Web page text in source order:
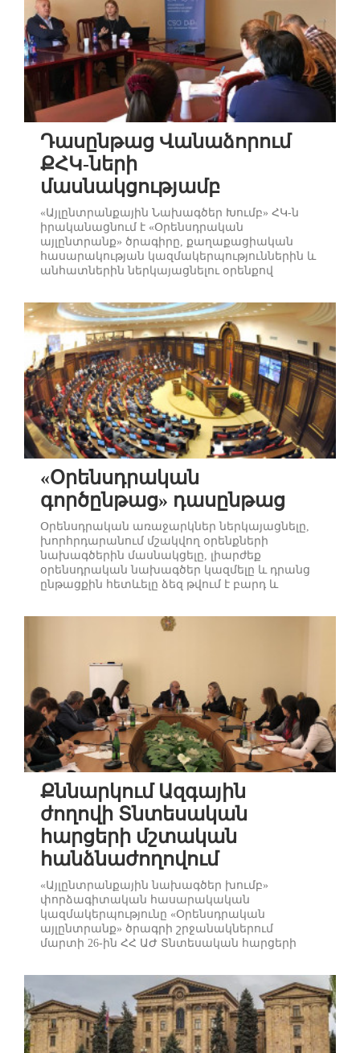
օրակարգում ընդգրկելու վերաբերյալ
անհրաժեշտ հմտություններ: Ստեփան
Մարգարյանը ներկայացրեց այն ...
Դասընթաց Վանաձորում
ՔՀԿ-ների
մասնակցությամբ
«Այլընտրանքային Նախագծեր Խումբ» ՀԿ-ն
իրականացնում է «Օրենսդրական
այլընտրանք» ծրագիրը, քաղաքացիական
հասարակության կազմակերպություններին և
անհատներին ներկայացնելու օրենքով
կարող են մասնակցել օրենքների ստեղծման
աշխատանքին, աջակցել իրենց հետաքրքրող
ոլորտների կատարելագործմանը, նպաստել
բոլորիս համար մշակվող օրենքների
բովանդակության ստեղծմանը։ Հունիսի 22-23-
ին Վա...
«Օրենսդրական
գործընթաց» դասընթաց
Օրենսդրական առաջարկներ ներկայացնելը,
խորհրդարանում մշակվող օրենքների
նախագծերին մասնակցելը, լիարժեք
օրենսդրական նախագծեր կազմելը և դրանց
ընթացքին հետևելը ձեզ թվում է բարդ և
կառավարությա՞նը։ Ամենևին...
«Այլընտրանքային Նախագծեր Խումբ» ՀԿ-ն
կազմակերպություններին և անհատներին
ներկայացնելու օրեն...
Քննարկում Ազգային
ժողովի Տնտեսական
հարցերի մշտական
հանձնաժողովում
«Այլընտրանքային նախագծեր խումբ»
փորձագիտական հասարակական
կազմակերպությունը «Օրենսդրական
այլընտրանք» ծրագրի շրջանակներում
մարտի 26-ին ՀՀ ԱԺ Տնտեսական հարցերի
հանդիպում ՔՀԿ-ների մասնակցությամբ:
Նպատակը՝ ՔՀԿ-խորհրդարան առավել
դինամիկ և քաղհասարակությանը շահավետ
հարաբերությունների հաստատման
հնարավորության ստեղծումն է:
Հանձնաժողովի նախագահ Խոսրով Հ...